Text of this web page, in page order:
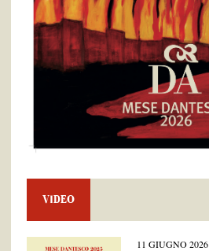
VIDEO
11 GIUGNO 2026